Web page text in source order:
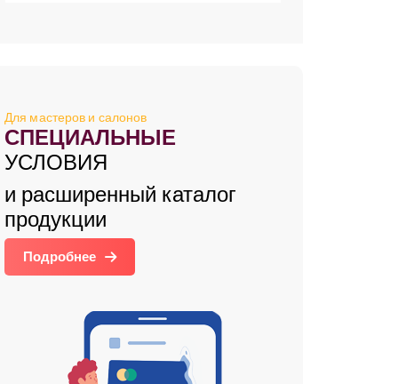
Для мастеров и салонов
СПЕЦИАЛЬНЫЕ
УСЛОВИЯ
и расширенный каталог
продукции
Подробнее